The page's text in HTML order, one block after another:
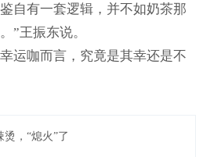
自有一套逻辑，并不如奶茶那
”王振东说。
运咖而言，究竟是其幸还是不
，“熄火”了